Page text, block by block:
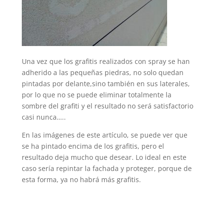
Una vez que los grafitis realizados con spray se han
adherido a las pequeñas piedras, no solo quedan
pintadas por delante,sino también en sus laterales,
por lo que no se puede eliminar totalmente la
sombre del grafiti y el resultado no será satisfactorio
casi nunca…..
En las imágenes de este artículo, se puede ver que
se ha pintado encima de los grafitis, pero el
resultado deja mucho que desear. Lo ideal en este
caso sería repintar la fachada y proteger, porque de
esta forma, ya no habrá más grafitis.